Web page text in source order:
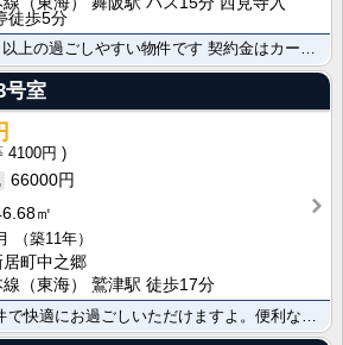
徒歩5分
素敵な2LDK/角住戸/２Ｆ以上の過ごしやすい物件です 契約金はカード決済利用可能です。浴室乾燥/ネ･･･
室
4100円
66000円
㎡
（築11年）
町中之郷
（東海） 鷲津駅 徒歩17分